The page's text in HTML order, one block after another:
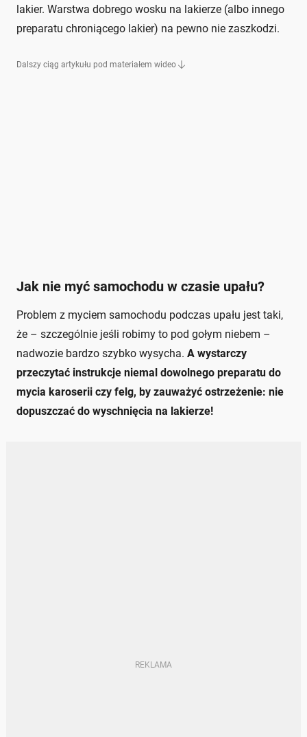
lakier. Warstwa dobrego wosku na lakierze (albo innego
preparatu chroniącego lakier) na pewno nie zaszkodzi.
Dalszy ciąg artykułu pod materiałem wideo
Jak nie myć samochodu w czasie upału?
Problem z myciem samochodu podczas upału jest taki,
że – szczególnie jeśli robimy to pod gołym niebem –
nadwozie bardzo szybko wysycha. A wystarczy
przeczytać instrukcje niemal dowolnego preparatu do
mycia karoserii czy felg, by zauważyć ostrzeżenie: nie
dopuszczać do wyschnięcia na lakierze!